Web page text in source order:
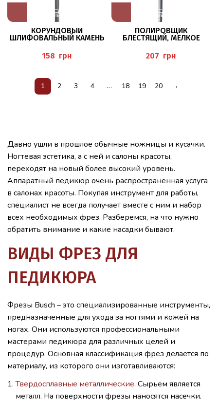
КОРУНДОВЫЙ
ШЛИФОВАЛЬНЫЙ КАМЕНЬ
грн
ПОЛИРОВЩИК
БЛЕСТЯЩИЙ, МЕЛКОЕ
грн
1 2 3 4 … 18 19 20 →
Давно ушли в прошлое обычные ножницы и кусачки.
Ногтевая эстетика, а с ней и салоны красоты,
переходят на новый более высокий уровень.
Аппаратный педикюр очень распространенная услуга
в салонах красоты. Покупая инструмент для работы,
специалист не всегда получает вместе с ним и набор
всех необходимых фрез. Разберемся, на что нужно
обратить внимание и какие насадки бывают.
ВИДЫ ФРЕЗ ДЛЯ
ПЕДИКЮРА
Фрезы Busch – это специализированные инструменты,
предназначенные для ухода за ногтями и кожей на
ногах. Они используются профессиональными
мастерами педикюра для различных целей и
процедур. Основная классификация фрез делается по
материалу, из которого они изготавливаются:
Твердосплавные металлические. Сырьем является
металл. На поверхности фрезы наносятся насечки.